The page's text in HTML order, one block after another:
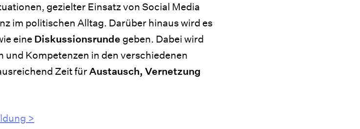
gezielter Einsatz von Social Media
im politischen Alltag. Darüber hinaus wird es
eine Diskussionsrunde geben. Dabei wird
und Kompetenzen in den verschiedenen
Zeit fürAustausch, Vernetzung
>